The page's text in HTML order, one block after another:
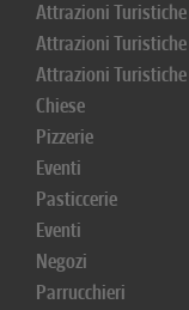
Attrazioni Turistiche
Attrazioni Turistiche
Attrazioni Turistiche
Chiese
Pizzerie
Eventi
Pasticcerie
Eventi
Negozi
Parrucchieri